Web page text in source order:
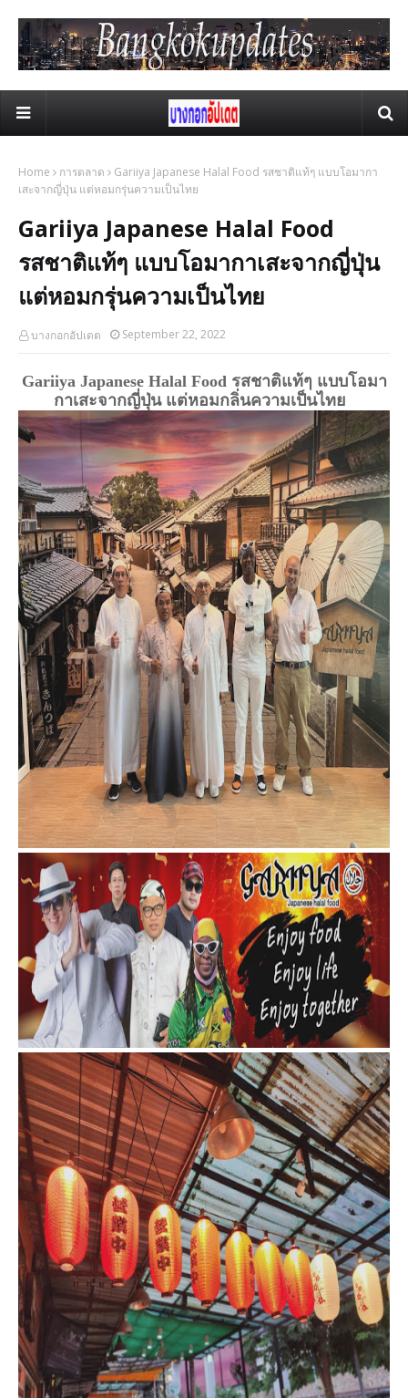
Home การตลาด
Gariiya Japanese Halal Food รสชาติแท้ๆ แบบโอมากา
เสะจากญี่ปุ่น แต่หอมกรุ่นความเป็นไทย
Gariiya Japanese Halal Food
รสชาติแท้ๆ แบบโอมากาเสะจากญี่ปุ่น
แต่หอมกรุ่นความเป็นไทย
บางกอกอัปเดต September 22, 2022
Gariiya Japanese Halal Food รสชาติแท้ๆ แบบโอมา
กาเสะจากญี่ปุ่น แต่หอมกลิ่นความเป็นไทย